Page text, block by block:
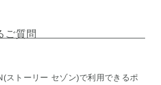
ご質問
ストーリー セゾン)で利用できるポ